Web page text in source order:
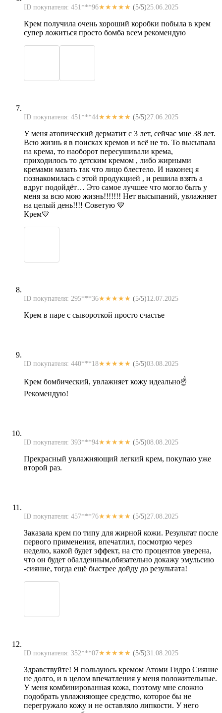
ID покупателя: 451***96★★★★★ (5/5)25.06.2025
Крем получила очень хороший коробки побыла в крем
супер ложиться просто бомба всем рекомендую
ID покупателя: 451***44★★★★★ (5/5)27.06.2025
У меня атопический дерматит с 3 лет, сейчас мне 38 лет.
Всю жизнь я в поисках кремов и всё не то. То высыпала
на крема, то наоборот пересушивали крема,
приходилось то детским кремом , либо жирными
кремами мазать так что лицо блестело. И наконец я
познакомилась с этой продукцией , и решила взять а
вдруг подойдёт… Это самое лучшее что могло быть у
меня за всю мою жизнь!!!!!!! Нет высыпаний, увлажняет
на целый день!!!! Советую 💙
Крем💙
ID покупателя: 295***36★★★★★ (5/5)12.07.2025
Крем в паре с сывороткой просто счастье
ID покупателя: 440***18★★★★★ (5/5)03.08.2025
Крем бомбический, увлажняет кожу идеально☝️
Рекомендую!
ID покупателя: 393***94★★★★★ (5/5)08.08.2025
Прекрасный увлажняющий легкий крем, покупаю уже
второй раз.
ID покупателя: 457***76★★★★★ (5/5)27.08.2025
Заказала крем по типу для жирной кожи. Результат после
первого применения, впечатлил, посмотрю через
неделю, какой будет эффект, на сто процентов уверена,
что он будет обалденным,обязательно докажу эмульсию
-сияние, тогда ещё быстрее дойду до результата!
ID покупателя: 352***07★★★★★ (5/5)31.08.2025
Здравствуйте! Я пользуюсь кремом Атоми Гидро Сияние
не долго, и в целом впечатления у меня положительные.
У меня комбинированная кожа, поэтому мне сложно
подобрать увлажняющее средство, которое бы не
перегружало кожу и не оставляло липкости. У него